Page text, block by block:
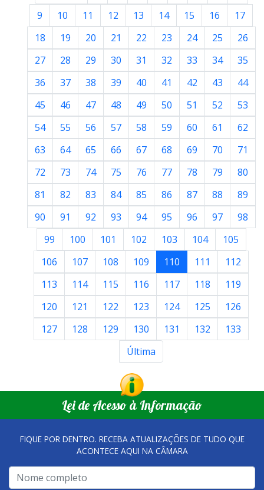
9
10 11 12 13 14 15 16
17
18
19 20 21 22 23 24 25
26
27
28 29 30 31 32 33 34
35
36
37 38 39 40 41 42 43
44
45
46 47 48 49 50 51 52
53
54
55 56 57 58 59 60 61
62
63
64 65 66 67 68 69 70
71
72
73 74 75 76 77 78 79
80
81
82 83 84 85 86 87 88
89
90
91 92 93 94 95 96 97
98
99
100 101 102 103 104
105
106
107 108 109 110 111
112
113
114 115 116 117 118
119
120
121 122 123 124 125
126
127
128 129 130 131 132
133
Última
Lei de Acesso à Informação
FIQUE POR DENTRO. RECEBA ATUALIZAÇÕES DE TUDO QUE
ACONTECE AQUI NA CÂMARA